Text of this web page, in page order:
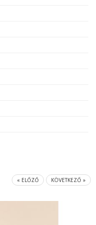
« ELŐZŐ KÖVETKEZŐ »